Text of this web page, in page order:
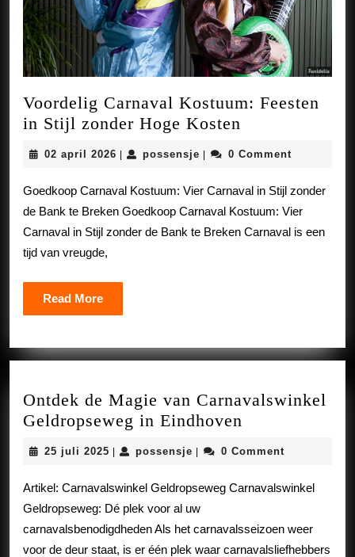
Voordelig Carnaval Kostuum: Feesten
in Stijl zonder Hoge Kosten
Kostuum:
Feesten
in
Stijl
02 april 2026 02
| possensje possensje
| 0 Comment
Goedkoop Carnaval Kostuum: Vier Carnaval in Stijl zonder
de Bank te Breken Goedkoop Carnaval Kostuum: Vier
Carnaval in Stijl zonder de Bank te Breken Carnaval is een
tijd van vreugde,
Read MoreRead
More
Ontdek de Magie van Carnavalswinkel
Geldropseweg in Eindhoven
Magie
van
Geldropseweg
in
25 juli 2025 25
| possensje possensje
| 0 Comment
Artikel: Carnavalswinkel Geldropseweg Carnavalswinkel
Geldropseweg: Dé plek voor al uw
carnavalsbenodigdheden Als het carnavalsseizoen weer
voor de deur staat, is er één plek waar carnavalsliefhebbers